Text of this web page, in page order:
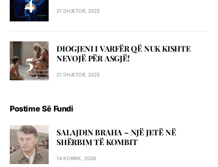
21 DHJETOR, 2025
DIOGJENI I VARFËR QË NUK KISHTE
NEVOJË PËR ASGJË!
21 DHJETOR, 2025
Postime Së Fundi
SALAJDIN BRAHA – NJЁ JETЁ NЁ
SHЁRBIM TЁ KOMBIT
14 KORRIK, 2026